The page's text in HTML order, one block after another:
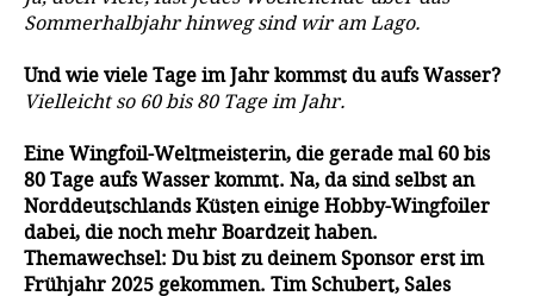
Sommerhalbjahr hinweg sind wir am Lago.
Und wie viele Tage im Jahr kommst du aufs Wasser?
Vielleicht so 60 bis 80 Tage im Jahr.
Eine Wingfoil-Weltmeisterin, die gerade mal 60 bis
80 Tage aufs Wasser kommt. Na, da sind selbst an
Norddeutschlands Küsten einige Hobby-Wingfoiler
dabei, die noch mehr Boardzeit haben.
Themawechsel: Du bist zu deinem Sponsor erst im
Frühjahr 2025 gekommen. Tim Schubert, Sales